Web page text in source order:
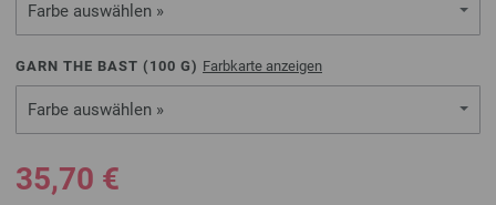
Farbe auswählen »
GARN THE BAST ( 100 G) Farbkarte anzeigen
Farbe auswählen »
35,70 €